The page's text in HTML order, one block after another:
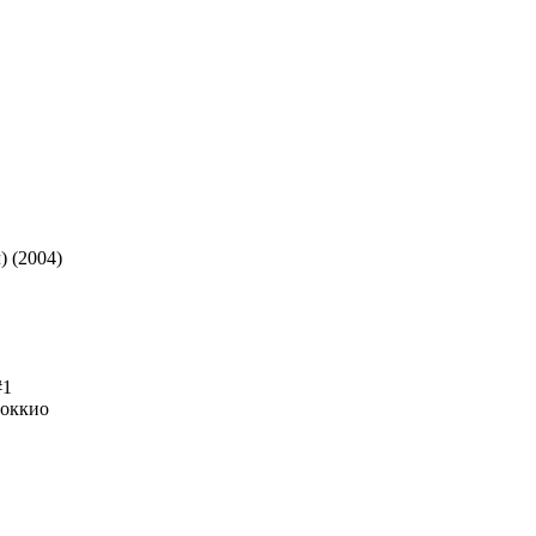
(2004)